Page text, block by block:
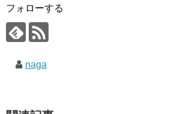
フォローする
naga